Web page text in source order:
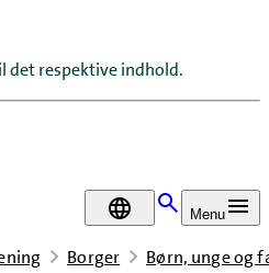
det respektive indhold.
DA Menu
Borger Børn, unge og